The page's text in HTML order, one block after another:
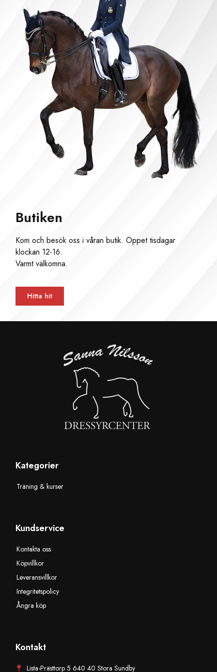
Butiken
Kom och besök oss i våran butik. Öppet tisdagar
klockan 12-16.
Varmt välkomna.
Hitta hit
Kategorier
Träning & kurser
Kundservice
Kontakta oss
Köpvillkor
Leveransvillkor
Integritetspolicy
Ångra köp
Kontakt
Lista-Prästtorp 5 640 40 Stora Sundby